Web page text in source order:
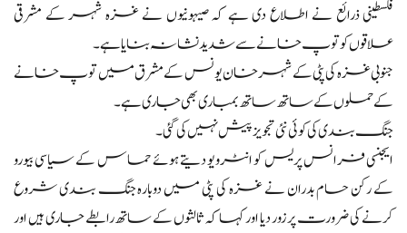
فلسطینی ذرائع نے اطلاع دی ہے کہ صیہونیوں نے غزہ شہر کے مشرقی
علاقوں کو توپ خانے سے شدید نشانہ بنایا ہے۔
جنوبی غزہ کی پٹی کے شہر خان یونس کے مشرق میں توپ خانے
کے حملوں کے ساتھ ساتھ بمباری بھی جاری ہے۔
جنگ بندی کی کوئی نئی تجویز پیش نہیں کی گئی۔
ایجنسی فرانس پریس کو انٹرویو دیتے ہوئے حماس کے سیاسی بیورو
کے رکن حسام بدران نے غزہ کی پٹی میں دوبارہ جنگ بندی شروع
کرنے کی ضرورت پر زور دیا اور کہا کہ ثالثوں کے ساتھ رابطے جاری ہیں اور